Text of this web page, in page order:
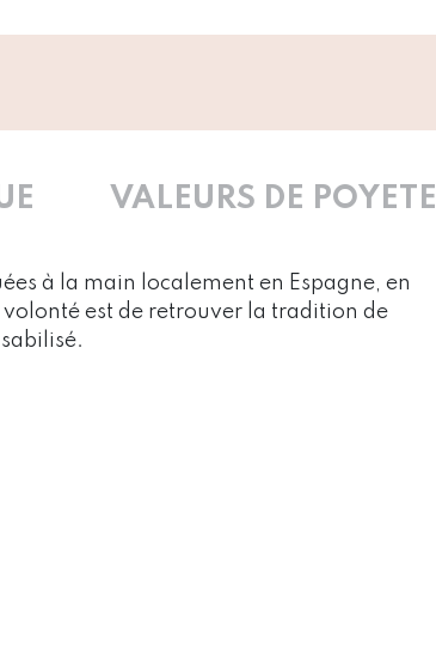
VALEURS DE POYETE
à la main localement en Espagne, en
est de retrouver la tradition de